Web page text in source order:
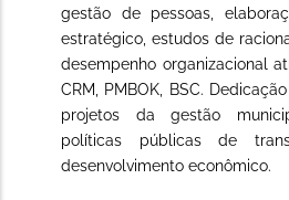
gestão de pessoas,
estratégico, estudos de
desempenho organizacional
CRM, PMBOK, BSC.
projetos da gestão
políticas públicas de
desenvolvimento econômico.